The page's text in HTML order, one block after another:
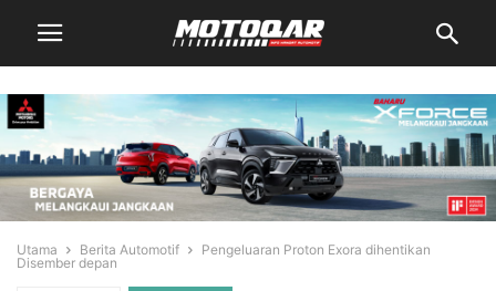
Utama Berita Automotif
Pengeluaran Proton Exora dihentikan
Disember depan